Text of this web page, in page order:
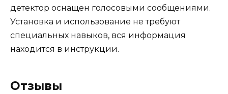
детектор оснащен голосовыми сообщениями.
Установка и использование не требуют
специальных навыков, вся информация
находится в инструкции.
Отзывы